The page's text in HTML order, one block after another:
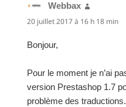
Webbax
20 juillet 2017 à 16 h 18 min
Bonjour,
Pour le moment je n’ai
version Prestashop 1.7
problème des